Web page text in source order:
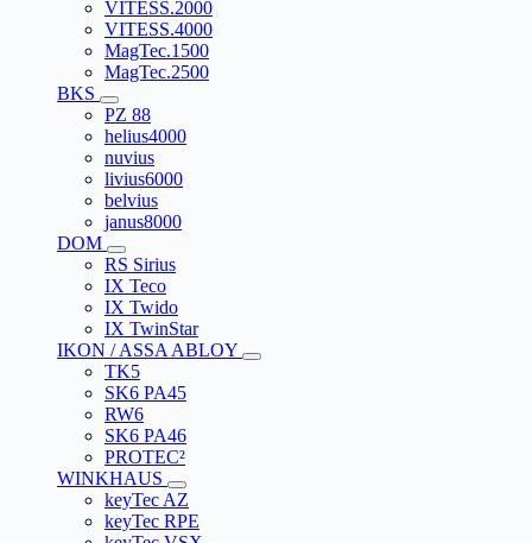
VITESS.2000
VITESS.4000
MagTec.1500
MagTec.2500
BKS
PZ 88
helius4000
nuvius
livius6000
belvius
janus8000
DOM
RS Sirius
IX Teco
IX Twido
IX TwinStar
IKON / ASSA ABLOY
TK5
SK6 PA45
RW6
SK6 PA46
PROTEC²
WINKHAUS
keyTec AZ
keyTec RPE